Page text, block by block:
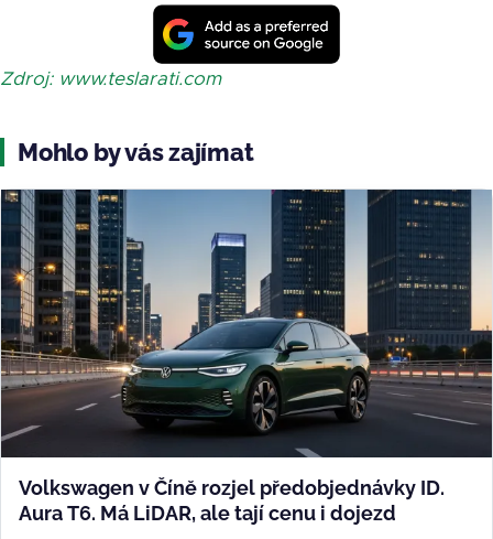
Zdroj: www.teslarati.com
Mohlo by vás zajímat
Volkswagen v Číně rozjel předobjednávky ID.
Aura T6. Má LiDAR, ale tají cenu i dojezd